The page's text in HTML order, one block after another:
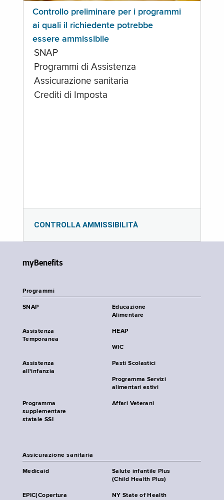
Controllo preliminare per i programmi
ai quali il richiedente potrebbe
essere ammissibile
SNAP
Programmi di Assistenza
Assicurazione sanitaria
Crediti di Imposta
CONTROLLA AMMISSIBILITÀ
myBenefits
Programmi
SNAP
Educazione
Alimentare
Assistenza
Temporanea
HEAP
WIC
Assistenza
all'infanzia
Pasti Scolastici
Programma Servizi
alimentari estivi
Programma
supplementare
statale SSI
Affari Veterani
Assicurazione sanitaria
Medicaid
Salute infantile Plus
(Child Health Plus)
EPIC(Copertura
NY State of Health